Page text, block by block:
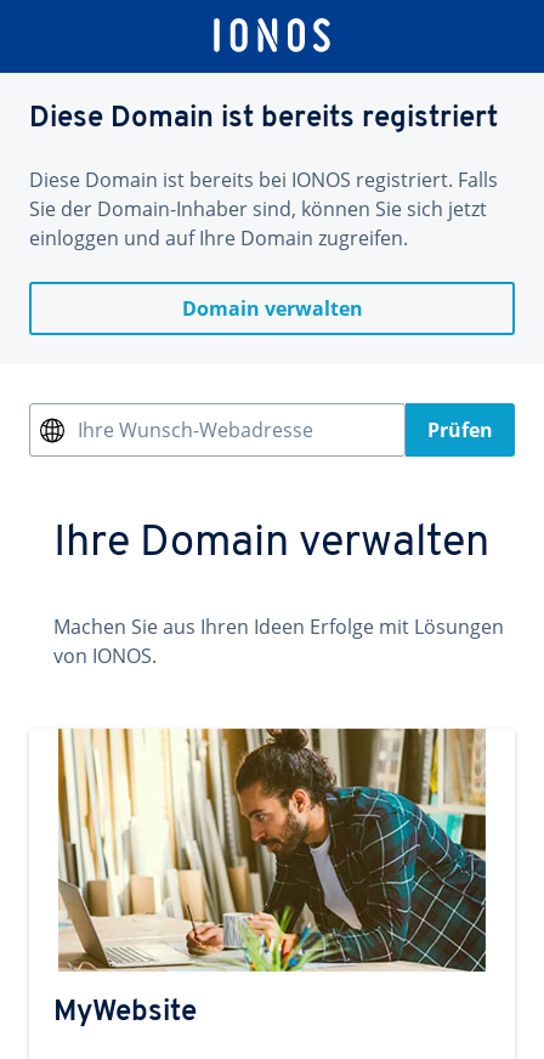
Diese Domain ist bereits registriert
Diese Domain ist bereits bei IONOS registriert. Falls
Sie der Domain-Inhaber sind, können Sie sich jetzt
einloggen und auf Ihre Domain zugreifen.
Domain verwalten
Ihre Wunsch-Webadresse Prüfen
Ihre Domain verwalten
Machen Sie aus Ihren Ideen Erfolge mit Lösungen
von IONOS.
MyWebsite